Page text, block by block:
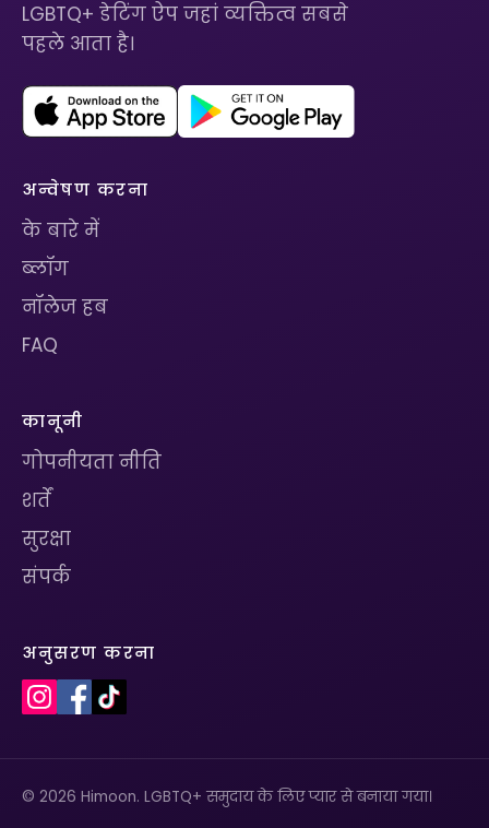
LGBTQ+ डेटिंग ऐप जहां व्यक्तित्व सबसे
पहले आता है।
अन्वेषण करना
के बारे में
ब्लॉग
नॉलेज हब
FAQ
कानूनी
गोपनीयता नीति
शर्तें
सुरक्षा
संपर्क
अनुसरण करना
© 2026 Himoon. LGBTQ+ समुदाय के लिए प्यार से बनाया गया।